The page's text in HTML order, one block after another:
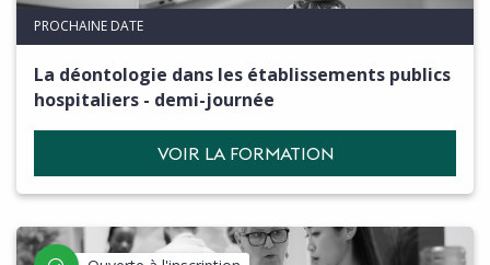
PROCHAINE DATE
La déontologie dans les établissements publics
hospitaliers - demi-journée
VOIR LA FORMATION